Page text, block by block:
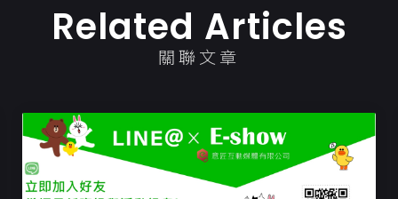
Related Articles
關聯文章